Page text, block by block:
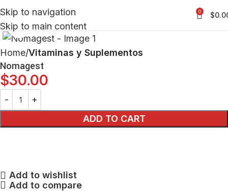
Skip to navigation
Skip to main content
0 $
Click to enlarge
Home Vitaminas y Suplementos
Nomagest
$30.00
ADD TO CART
Add to wishlist
Add to compare